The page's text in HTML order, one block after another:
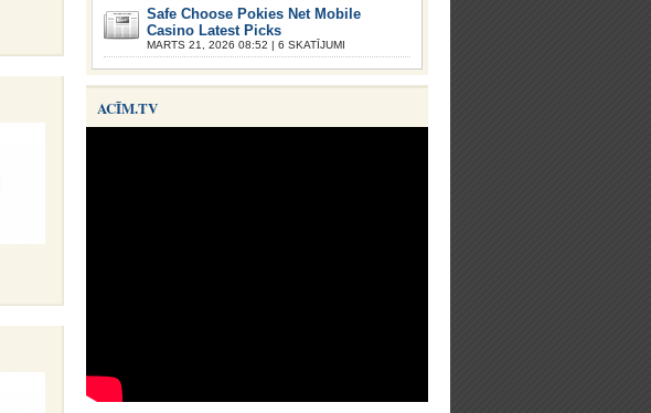
Safe Choose Pokies Net Mobile
Casino Latest Picks
MARTS 21, 2026 08:52 | 6 SKATĪJUMI
ACĪM.TV